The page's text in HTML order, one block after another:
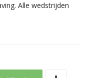
Alle wedstrijden